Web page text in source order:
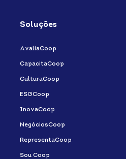
instagram
youtube
Soluções
AvaliaCoop
CapacitaCoop
CulturaCoop
ESGCoop
InovaCoop
NegóciosCoop
RepresentaCoop
Sou Coop